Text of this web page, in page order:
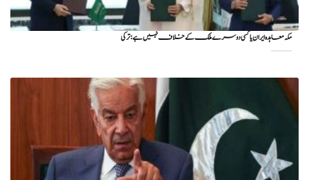
مکہ معاہدہ ایران یا کسی دوسرے ملک کے خلاف نہیں ہے: ترکی